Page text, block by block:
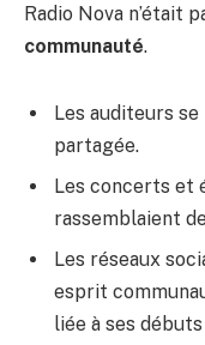
Radio Nova n’était
communauté.
Les auditeurs
partagée.
Les concerts et
rassemblaient
Les réseaux
esprit
liée à ses